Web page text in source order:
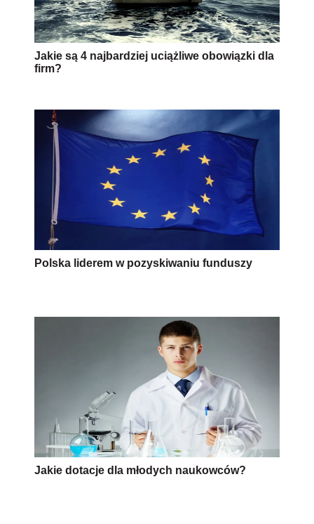
Jakie są 4 najbardziej uciążliwe obowiązki dla
firm?
Polska liderem w pozyskiwaniu funduszy
Jakie dotacje dla młodych naukowców?